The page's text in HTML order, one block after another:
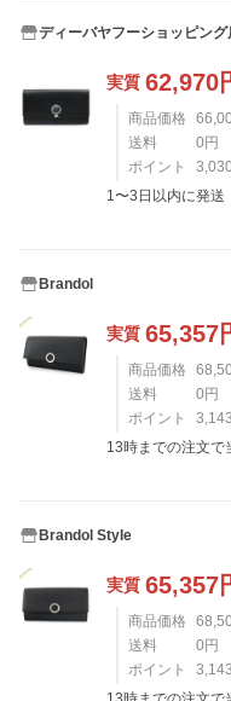
ディーバヤフーショッピング
実質 62,970
商品価格
送料
0 円
ポイント
3,030
1〜3日以内に発送
Brandol
実質 65,357
商品価格
送料
0 円
ポイント
3,143
13時までの注文で
Brandol Style
実質 65,357
商品価格
送料
0 円
ポイント
3,143